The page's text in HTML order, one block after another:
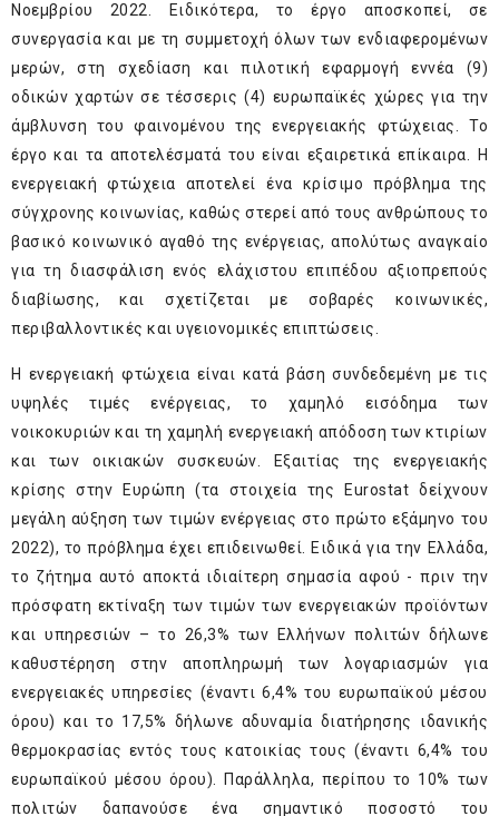
Νοεμβρίου 2022. Ειδικότερα, το έργο αποσκοπεί, σε
συνεργασία και με τη συμμετοχή όλων των ενδιαφερομένων
μερών, στη σχεδίαση και πιλοτική εφαρμογή εννέα (9)
οδικών χαρτών σε τέσσερις (4) ευρωπαϊκές χώρες για την
άμβλυνση του φαινομένου της ενεργειακής φτώχειας. Το
έργο και τα αποτελέσματά του είναι εξαιρετικά επίκαιρα. Η
ενεργειακή φτώχεια αποτελεί ένα κρίσιμο πρόβλημα της
σύγχρονης κοινωνίας, καθώς στερεί από τους ανθρώπους το
βασικό κοινωνικό αγαθό της ενέργειας, απολύτως αναγκαίο
για τη διασφάλιση ενός ελάχιστου επιπέδου αξιοπρεπούς
διαβίωσης, και σχετίζεται με σοβαρές κοινωνικές,
περιβαλλοντικές και υγειονομικές επιπτώσεις.
Η ενεργειακή φτώχεια είναι κατά βάση συνδεδεμένη με τις
υψηλές τιμές ενέργειας, το χαμηλό εισόδημα των
νοικοκυριών και τη χαμηλή ενεργειακή απόδοση των κτιρίων
και των οικιακών συσκευών. Εξαιτίας της ενεργειακής
κρίσης στην Ευρώπη (τα στοιχεία της Eurostat δείχνουν
μεγάλη αύξηση των τιμών ενέργειας στο πρώτο εξάμηνο του
2022), το πρόβλημα έχει επιδεινωθεί. Ειδικά για την Ελλάδα,
το ζήτημα αυτό αποκτά ιδιαίτερη σημασία αφού - πριν την
πρόσφατη εκτίναξη των τιμών των ενεργειακών προϊόντων
και υπηρεσιών – το 26,3% των Ελλήνων πολιτών δήλωνε
καθυστέρηση στην αποπληρωμή των λογαριασμών για
ενεργειακές υπηρεσίες (έναντι 6,4% του ευρωπαϊκού μέσου
όρου) και το 17,5% δήλωνε αδυναμία διατήρησης ιδανικής
θερμοκρασίας εντός τους κατοικίας τους (έναντι 6,4% του
ευρωπαϊκού μέσου όρου). Παράλληλα, περίπου το 10% των
πολιτών δαπανούσε ένα σημαντικό ποσοστό του